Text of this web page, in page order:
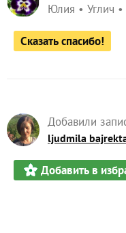
Юлия Углич
Сказать спасибо!
Добавили
ljudmila
Добавить в